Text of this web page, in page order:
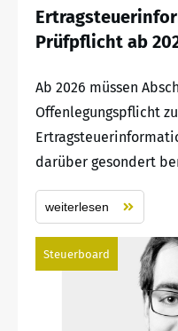
Prüfpflicht ab
Ab 2026 müssen
Offenlegungspflicht
darüber gesondert
weiterlesen
Steuerboard